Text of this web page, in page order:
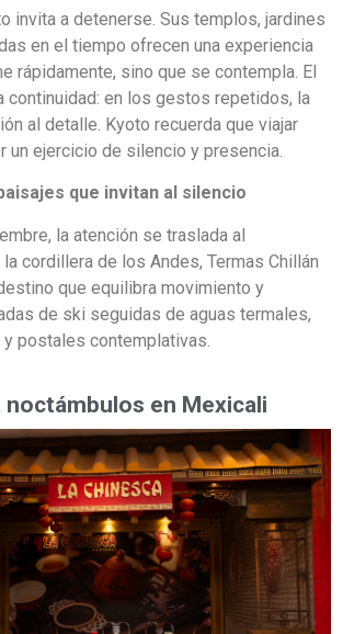
invita a detenerse. Sus templos, jardines
en el tiempo ofrecen una experiencia
rápidamente, sino que se contempla. El
continuidad: en los gestos repetidos, la
al detalle. Kyoto recuerda que viajar
un ejercicio de silencio y presencia.
que invitan al silencio
la atención se traslada al
cordillera de los Andes, Termas Chillán
que equilibra movimiento y
de ski seguidas de aguas termales,
postales contemplativas.
noctámbulos en Mexicali